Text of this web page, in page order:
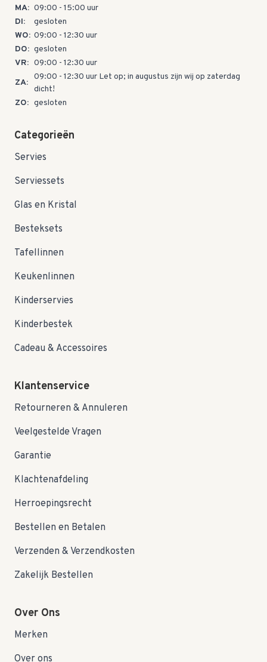
MA: 09:00 - 15:00 uur
DI:
gesloten
WO: 09:00 - 12:30 uur
DO: gesloten
VR: 09:00 - 12:30 uur
ZA:
09:00 - 12:30 uur Let op; in augustus zijn wij op zaterdag
dicht!
ZO: gesloten
Categorieën
Servies
Serviessets
Glas en Kristal
Besteksets
Tafellinnen
Keukenlinnen
Kinderservies
Kinderbestek
Cadeau & Accessoires
Klantenservice
Retourneren & Annuleren
Veelgestelde Vragen
Garantie
Klachtenafdeling
Herroepingsrecht
Bestellen en Betalen
Verzenden & Verzendkosten
Zakelijk Bestellen
Over Ons
Merken
Over ons